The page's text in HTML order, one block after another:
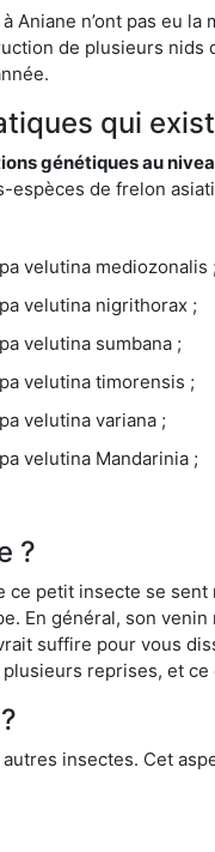
n’ont pas eu la
de plusieurs nids
qui
génétiques au
de frelon
velutina mediozonalis ;
velutina nigrithorax ;
velutina sumbana ;
velutina timorensis ;
velutina variana ;
velutina Mandarinia ;
?
ce petit insecte se
En général, son
suffire pour vous
reprises, et
insectes. Cet